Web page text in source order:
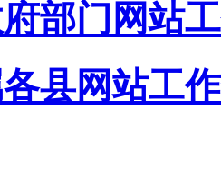
部门网站
县网站工